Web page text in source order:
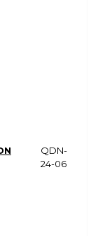
QDN-
24-06